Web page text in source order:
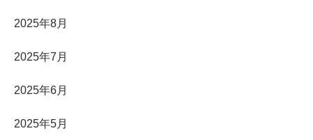
2025年8月
2025年7月
2025年6月
2025年5月